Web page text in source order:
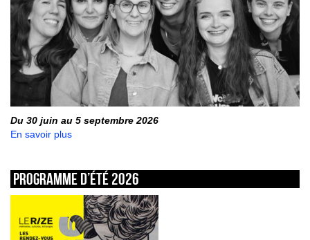
Du 30 juin au 5 septembre 2026
En savoir plus
Programme d’été 2026